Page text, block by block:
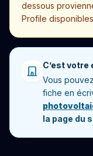
dessous
Profile
C’est votre
Vous
fiche en
la page du